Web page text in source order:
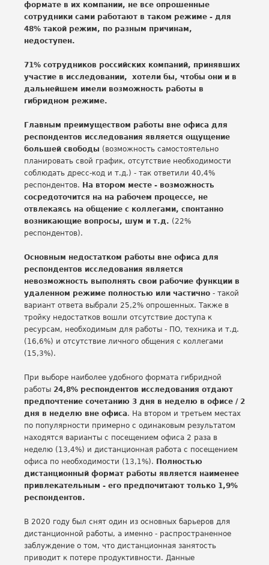
формате в их компании, не все опрошенные
сотрудники сами работают в таком режиме - для
48% такой режим, по разным причинам,
недоступен.
71% сотрудников российских компаний, принявших
участие в исследовании, хотели бы, чтобы они и в
дальнейшем имели возможность работы в
гибридном режиме.
Главным преимуществом работы вне офиса для
респондентов исследования является ощущение
большей свободы (возможность самостоятельно
планировать свой график, отсутствие необходимости
соблюдать дресс-код и т.д.) - так ответили 40,4%
респондентов. На втором месте - возможность
сосредоточится на на рабочем процессе, не
отвлекаясь на общение с коллегами, спонтанно
возникающие вопросы, шум и т.д. (22%
респондентов).
Основным недостатком работы вне офиса для
респондентов исследования является
невозможность выполнять свои рабочие функции в
удаленном режиме полностью или частично - такой
вариант ответа выбрали 25,2% опрошенных. Также в
тройку недостатков вошли отсутствие доступа к
ресурсам, необходимым для работы - ПО, техника и т.д.
(16,6%) и отсутствие личного общения с коллегами
(15,3%).
При выборе наиболее удобного формата гибридной
работы 24,8% респондентов исследования отдают
предпочтение сочетанию 3 дня в неделю в офисе / 2
дня в неделю вне офиса. На втором и третьем местах
по популярности примерно с одинаковым результатом
находятся варианты с посещением офиса 2 раза в
неделю (13,4%) и дистанционная работа с посещением
офиса по необходимости (13,1%). Полностью
дистанционный формат работы является наименее
привлекательным - его предпочитают только 1,9%
респондентов.
В 2020 году был снят один из основных барьеров для
дистанционной работы, а именно - распространенное
заблуждение о том, что дистанционная занятость
приводит к потере продуктивности. Данные